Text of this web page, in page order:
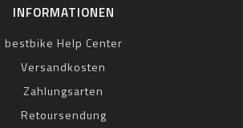
INFORMATIONEN
bestbike Help Center
Versandkosten
Zahlungsarten
Retoursendung